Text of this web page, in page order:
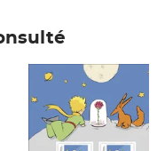
Prix 7,50€